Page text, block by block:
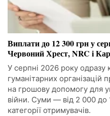
Виплати до 12 300 грн у
Червоний Хрест, NRC і
У серпні 2026 року одразу
гуманітарних
на грошову допомогу для
війни. Суми — від 2 000 до
категорії отримувачів.